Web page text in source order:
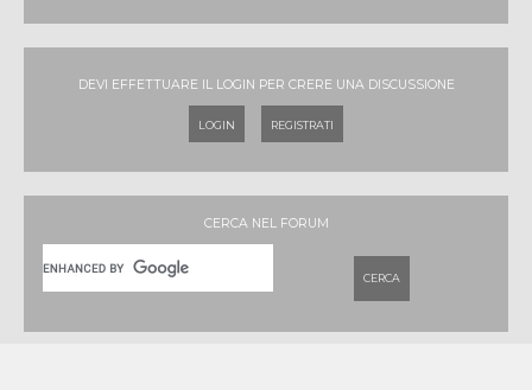
DEVI EFFETTUARE IL LOGIN PER CRERE UNA DISCUSSIONE
LOGIN REGISTRATI
CERCA NEL FORUM
CERCA